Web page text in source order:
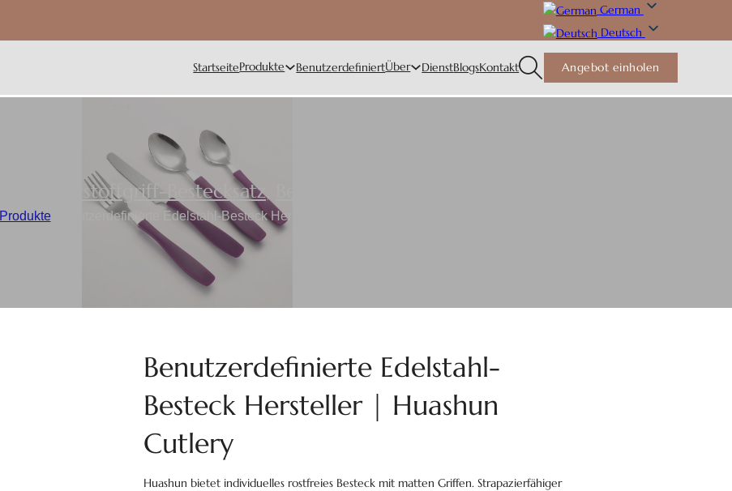
German
Deutsch
StartseiteProdukte BenutzerdefiniertÜber DienstBlogsKontakt Angebot einholen
Kunststoffgriff-Bestecksatz,
Produkte/ Benutzerdefinierte Edelstahl-Besteck Hersteller | Huashun Cutlery
Benutzerdefinierte Edelstahl-
Besteck Hersteller | Huashun
Cutlery
Huashun bietet individuelles rostfreies Besteck mit matten Griffen. Strapazierfähiger